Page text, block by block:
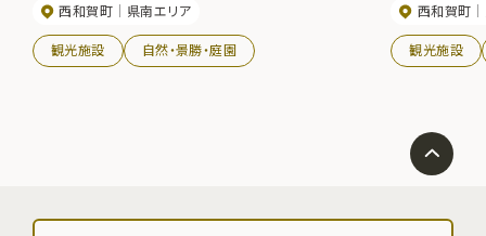
賞してください。 例年の見頃・・・4月下旬～5月上旬
西和賀町 県南エリア
観光施設 自然・景勝・庭園
建っている。
まわりには椿
西和賀町
観光施設